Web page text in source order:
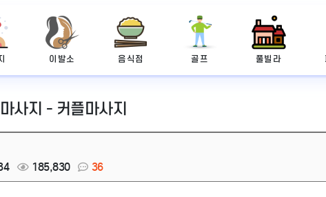
이발소 음식점 골프 풀빌라
사지 - 커플마사지
185,830 36